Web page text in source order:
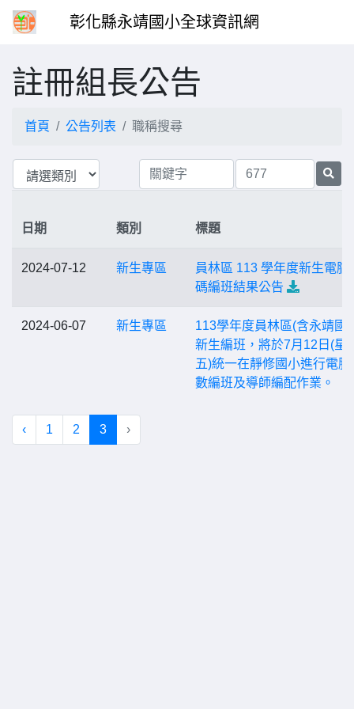
彰化縣永靖國小全球資訊網
註冊組長公告
首頁 公告列表 職稱搜尋
日期 類別 標題
2024-07-12 新生專區
員林區 113 學年度新生電腦
碼編班結果公告
2024-06-07 新生專區
113學年度員林區(含永靖國
新生編班，將於7月12日(星
五)統一在靜修國小進行電腦
數編班及導師編配作業。
‹ 1 2 3 ›